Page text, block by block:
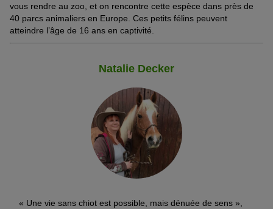
vous rendre au zoo, et on rencontre cette espèce dans près de
40 parcs animaliers en Europe. Ces petits félins peuvent
atteindre l’âge de 16 ans en captivité.
Natalie Decker
« Une vie sans chiot est possible, mais dénuée de sens »,